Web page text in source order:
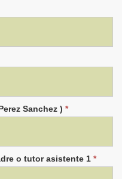
Sanchez ) *
o tutor asistente 1 *